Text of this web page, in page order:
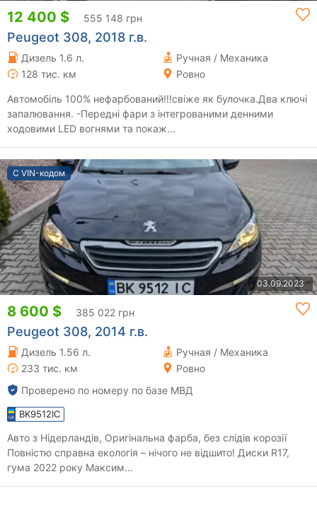
12 400 $ 555 148 грн
Peugeot 308, 2018 г.в.
Дизель 1.6 л.
Ручная / Механика
128 тис. км
Ровно
Автомобіль 100% нефарбований!!!свіже як булочка.Два ключі
запалювання. -Передні фари з інтегрованими денними
ходовими LED вогнями та покаж...
С VIN-кодом
03.09.2023
8 600 $ 385 022 грн
Peugeot 308, 2014 г.в.
Дизель 1.56 л.
Ручная / Механика
233 тис. км
Ровно
Проверено по номеру по базе МВД
BK9512IC
Авто з Нідерландів, Оригінальна фарба, без слідів корозії
Повністю справна екологія – нічого не відшито! Диски R17,
гума 2022 року Максим...